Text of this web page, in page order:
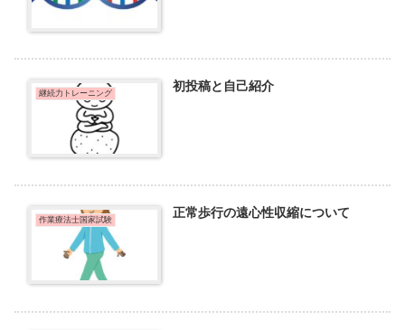
継続力トレーニング 初投稿と自己紹介
作業療法士国家試験 正常歩行の遠心性収縮について